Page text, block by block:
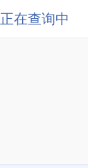
正在查询中